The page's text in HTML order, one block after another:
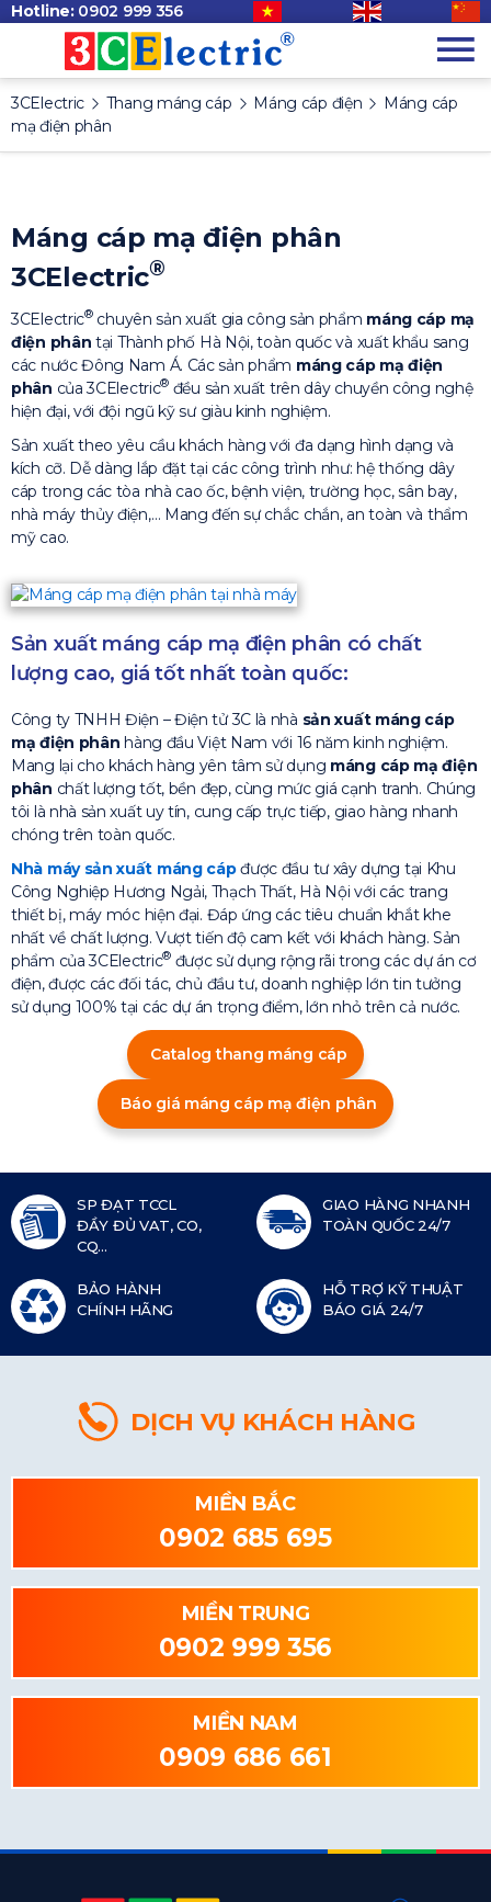
Hotline: 0902 999 356
3CElectric Thang máng cáp Máng cáp điện
Máng cáp
mạ điện phân
Máng cáp mạ điện phân
3CElectric®
3CElectric®chuyên sản xuất gia công sản phẩm máng cáp mạ
điện phân tại Thành phố Hà Nội, toàn quốc và xuất khẩu sang
các nước Đông Nam Á. Các sản phẩm máng cáp mạ điện
phân của 3CElectric® đều sản xuất trên dây chuyền công nghệ
hiện đại, với đội ngũ kỹ sư giàu kinh nghiệm.
Sản xuất theo yêu cầu khách hàng với đa dạng hình dạng và
kích cỡ. Dễ dàng lắp đặt tại các công trình như: hệ thống dây
cáp trong các tòa nhà cao ốc, bệnh viện, trường học, sân bay,
nhà máy thủy điện,… Mang đến sự chắc chắn, an toàn và thẩm
mỹ cao.
Sản xuất máng cáp mạ điện phân có chất
lượng cao, giá tốt nhất toàn quốc:
Công ty TNHH Điện – Điện tử 3C là nhà sản xuất máng cáp
mạ điện phân hàng đầu Việt Nam với 16 năm kinh nghiệm.
Mang lại cho khách hàng yên tâm sử dụng máng cáp mạ điện
phân chất lượng tốt, bền đẹp, cùng mức giá cạnh tranh. Chúng
tôi là nhà sản xuất uy tín, cung cấp trực tiếp, giao hàng nhanh
chóng trên toàn quốc.
Nhà máy sản xuất máng cápđược đầu tư xây dựng tại Khu
Công Nghiệp Hương Ngải, Thạch Thất, Hà Nội với các trang
thiết bị, máy móc hiện đại. Đáp ứng các tiêu chuẩn khắt khe
nhất về chất lượng. Vượt tiến độ cam kết với khách hàng. Sản
phẩm của 3CElectric® được sử dụng rộng rãi trong các dự án cơ
điện, được các đối tác, chủ đầu tư, doanh nghiệp lớn tin tưởng
sử dụng 100% tại các dự án trọng điểm, lớn nhỏ trên cả nước.
Catalog thang máng cáp
Báo giá máng cáp mạ điện phân
SP ĐẠT TCCL
ĐẦY ĐỦ VAT, CO,
CQ...
GIAO HÀNG NHANH
TOÀN QUỐC 24/7
BẢO HÀNH
CHÍNH HÃNG
HỖ TRỢ KỸ THUẬT
BÁO GIÁ 24/7
DỊCH VỤ KHÁCH HÀNG
MIỀN BẮC
0902 685 695
MIỀN TRUNG
0902 999 356
MIỀN NAM
0909 686 661